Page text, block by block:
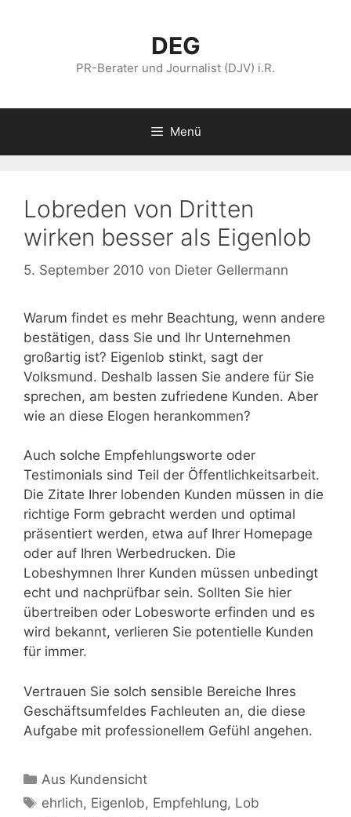
DEG
PR-Berater und Journalist (DJV) i.R.
Menü
Lobreden von Dritten
wirken besser als Eigenlob
5. September 2010 von Dieter Gellermann
Warum findet es mehr Beachtung, wenn andere
bestätigen, dass Sie und Ihr Unternehmen
großartig ist? Eigenlob stinkt, sagt der
Volksmund. Deshalb lassen Sie andere für Sie
sprechen, am besten zufriedene Kunden. Aber
wie an diese Elogen herankommen?
Auch solche Empfehlungsworte oder
Testimonials sind Teil der Öffentlichkeitsarbeit.
Die Zitate Ihrer lobenden Kunden müssen in die
richtige Form gebracht werden und optimal
präsentiert werden, etwa auf Ihrer Homepage
oder auf Ihren Werbedrucken. Die
Lobeshymnen Ihrer Kunden müssen unbedingt
echt und nachprüfbar sein. Sollten Sie hier
übertreiben oder Lobesworte erfinden und es
wird bekannt, verlieren Sie potentielle Kunden
für immer.
Vertrauen Sie solch sensible Bereiche Ihres
Geschäftsumfeldes Fachleuten an, die diese
Aufgabe mit professionellem Gefühl angehen.
Kategorien
Aus Kundensicht
Schlagwörter
ehrlich, Eigenlob, Empfehlung, Lob